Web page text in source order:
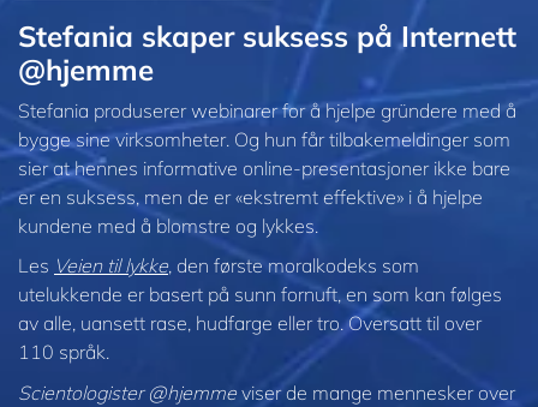
Stefania skaper suksess på Internett
@hjemme
Stefania produserer webinarer for å hjelpe gründere med å
bygge sine virksomheter. Og hun får tilbakemeldinger som
sier at hennes informative online-presentasjoner ikke bare
er en suksess, men de er «ekstremt effektive» i å hjelpe
kundene med å blomstre og lykkes.
Les Veien til lykke, den første moralkodeks som
utelukkende er basert på sunn fornuft, en som kan følges
av alle, uansett rase, hudfarge eller tro. Oversatt til over
110 språk.
Scientologister @hjemme viser de mange mennesker over